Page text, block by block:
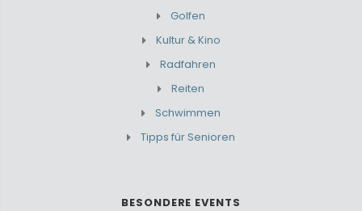
Golfen
Kultur & Kino
Radfahren
Reiten
Schwimmen
Tipps für Senioren
BESONDERE EVENTS